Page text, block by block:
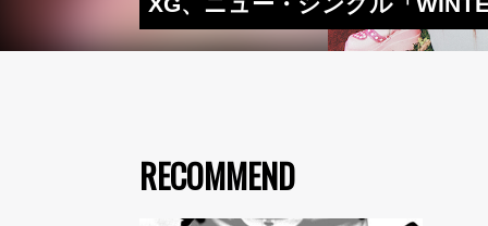
RECOMMEND